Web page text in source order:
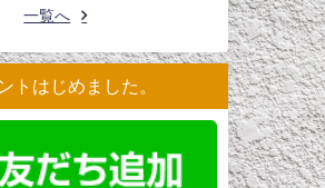
一覧へ
トはじめました。